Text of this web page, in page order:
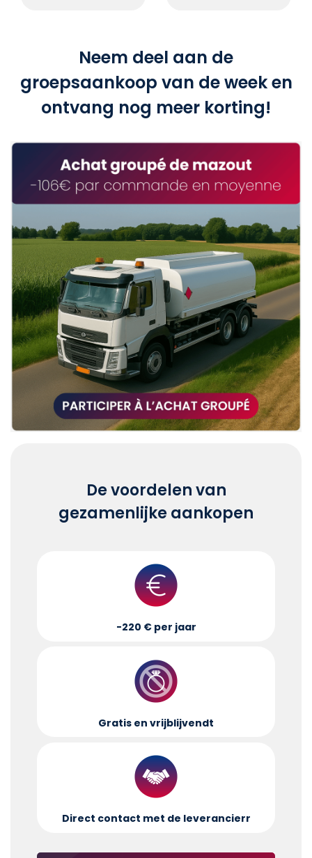
Neem deel aan de
groepsaankoop van de week en
ontvang nog meer korting!
De voordelen van
gezamenlijke aankopen
-220 € per jaar
Gratis en vrijblijvendt
Direct contact met de leverancierr